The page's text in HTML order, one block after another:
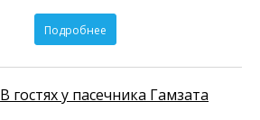
Подробнее
В гостях у пасечника Гамзата